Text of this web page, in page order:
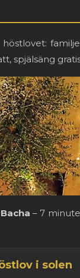
höstlovet:
spjälsäng
– 7
i solen